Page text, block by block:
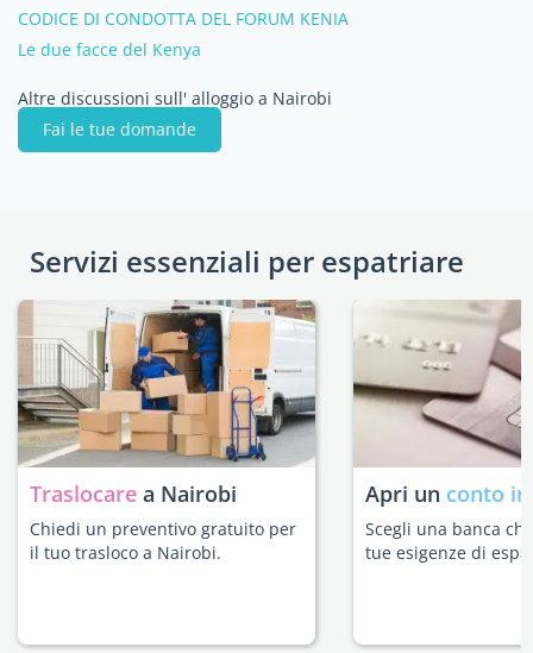
CODICE DI CONDOTTA DEL FORUM KENIA
Le due facce del Kenya
Altre discussioni sull' alloggio a Nairobi
Fai le tue domande
Servizi essenziali per espatriare
Traslocare a Nairobi
Chiedi un preventivo gratuito per
il tuo trasloco a Nairobi.
Apri un conto
Scegli una banca
tue esigenze di